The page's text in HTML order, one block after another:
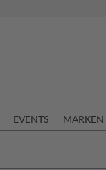
EVENTS MARKEN